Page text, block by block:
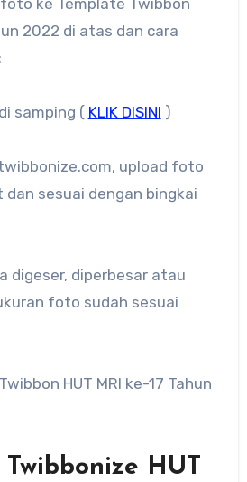
ke Template Twibbon
2022 di atas dan cara
samping ( KLIK DISINI )
upload foto
sesuai dengan bingkai
digeser, diperbesar atau
foto sudah sesuai
HUT MRI ke-17 Tahun
HUT